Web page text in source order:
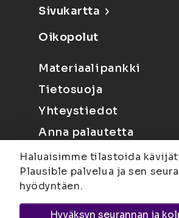
Sivukartta
Oikopolut
Materiaalipankki
Tietosuoja
Yhteystiedot
Anna palautetta
Haluaisimme tilastoida
Plausible palvelua ja sen
hyödyntäen.
Hyväksyn seurannan ja